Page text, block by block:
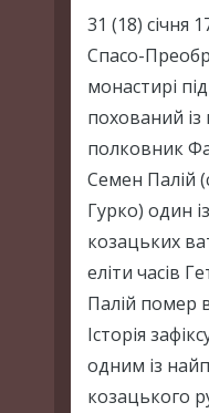
31 (18) січня
Спасо-
монастирі
похований
полковник
Семен Палій
Гурко) один
козацьких
еліти часів
Палій помер
Історія
одним із
козацького